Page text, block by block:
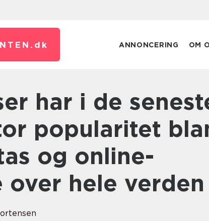
dk ANNONCERING OM
popularitet
og online-
over hele verden